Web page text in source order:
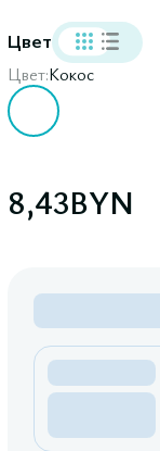
Цвет
Цвет:Кокос
8,43BYN